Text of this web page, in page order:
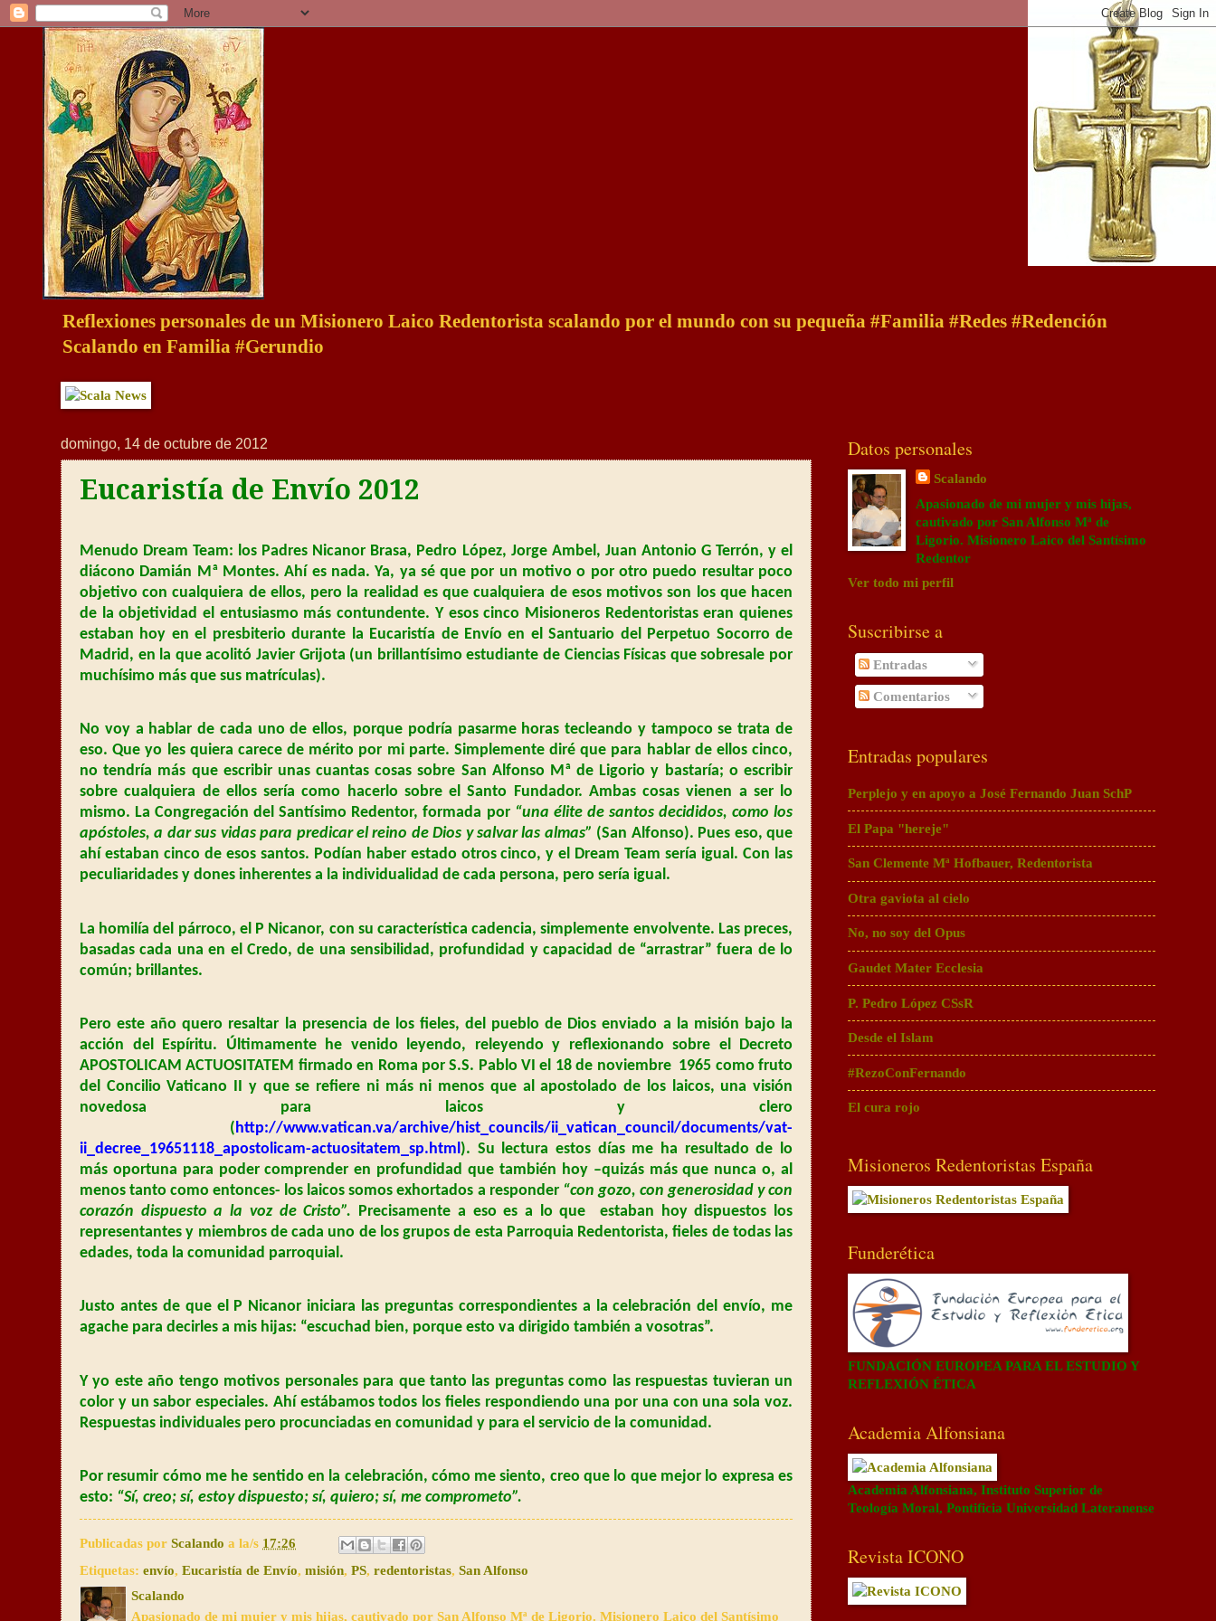
Reflexiones personales de un Misionero Laico Redentorista scalando por el mundo con su pequeña #Familia #Redes #Redención
Scalando en Familia #Gerundio
domingo, 14 de octubre de 2012
Eucaristía de Envío 2012
Menudo Dream Team: los Padres Nicanor Brasa, Pedro López, Jorge Ambel, Juan Antonio G Terrón, y el
diácono Damián Mª Montes. Ahí es nada. Ya, ya sé que por un motivo o por otro puedo resultar poco
objetivo con cualquiera de ellos, pero la realidad es que cualquiera de esos motivos son los que hacen
de la objetividad el entusiasmo más contundente. Y esos cinco Misioneros Redentoristas eran quienes
estaban hoy en el presbiterio durante la Eucaristía de Envío en el Santuario del Perpetuo Socorro de
Madrid, en la que acolitó Javier Grijota (un brillantísimo estudiante de Ciencias Físicas que sobresale por
muchísimo más que sus matrículas).
No voy a hablar de cada uno de ellos, porque podría pasarme horas tecleando y tampoco se trata de
eso. Que yo les quiera carece de mérito por mi parte. Simplemente diré que para hablar de ellos cinco,
no tendría más que escribir unas cuantas cosas sobre San Alfonso Mª de Ligorio y bastaría; o escribir
sobre cualquiera de ellos sería como hacerlo sobre el Santo Fundador. Ambas cosas vienen a ser lo
mismo. La Congregación del Santísimo Redentor, formada por “una élite de santos decididos, como los
apóstoles, a dar sus vidas para predicar el reino de Dios y salvar las almas” (San Alfonso). Pues eso, que
ahí estaban cinco de esos santos. Podían haber estado otros cinco, y el Dream Team sería igual. Con las
peculiaridades y dones inherentes a la individualidad de cada persona, pero sería igual.
La homilía del párroco, el P Nicanor, con su característica cadencia, simplemente envolvente. Las preces,
basadas cada una en el Credo, de una sensibilidad, profundidad y capacidad de “arrastrar” fuera de lo
común; brillantes.
Pero este año quero resaltar la presencia de los fieles, del pueblo de Dios enviado a la misión bajo la
acción del Espíritu. Últimamente he venido leyendo, releyendo y reflexionando sobre el Decreto
APOSTOLICAM ACTUOSITATEM firmado en Roma por S.S. Pablo VI el 18 de noviembre 1965 como fruto
del Concilio Vaticano II y que se refiere ni más ni menos que al apostolado de los laicos, una visión
novedosa para laicos y clero
(http://www.vatican.va/archive/hist_councils/ii_vatican_council/documents/vat-
ii_decree_19651118_apostolicam-actuositatem_sp.html). Su lectura estos días me ha resultado de lo
más oportuna para poder comprender en profundidad que también hoy –quizás más que nunca o, al
menos tanto como entonces- los laicos somos exhortados a responder “con gozo, con generosidad y con
corazón dispuesto a la voz de Cristo”. Precisamente a eso es a lo que
estaban hoy dispuestos los
representantes y miembros de cada uno de los grupos de esta Parroquia Redentorista, fieles de todas las
edades, toda la comunidad parroquial.
Justo antes de que el P Nicanor iniciara las preguntas correspondientes a la celebración del envío, me
agache para decirles a mis hijas: “escuchad bien, porque esto va dirigido también a vosotras”.
Y yo este año tengo motivos personales para que tanto las preguntas como las respuestas tuvieran un
color y un sabor especiales. Ahí estábamos todos los fieles respondiendo una por una con una sola voz.
Respuestas individuales pero procunciadas en comunidad y para el servicio de la comunidad.
Por resumir cómo me he sentido en la celebración, cómo me siento, creo que lo que mejor lo expresa es
esto: “Sí, creo; sí, estoy dispuesto; sí, quiero; sí, me comprometo”.
Publicadas por Scalando a la/s 17:26
Etiquetas: envío, Eucaristía de Envío, misión, PS, redentoristas, San Alfonso
Scalando
Apasionado de mi mujer y mis hijas, cautivado por San Alfonso Mª de Ligorio. Misionero Laico del Santísimo
Datos personales
Scalando
Apasionado de mi mujer y mis hijas,
cautivado por San Alfonso Mª de
Ligorio. Misionero Laico del Santísimo
Redentor
Ver todo mi perfil
Suscribirse a
Entradas
Comentarios
Entradas populares
Perplejo y en apoyo a José Fernando Juan SchP
El Papa "hereje"
San Clemente Mª Hofbauer, Redentorista
Otra gaviota al cielo
No, no soy del Opus
Gaudet Mater Ecclesia
P. Pedro López CSsR
Desde el Islam
#RezoConFernando
El cura rojo
Misioneros Redentoristas España
Funderética
FUNDACIÓN EUROPEA PARA EL ESTUDIO Y
REFLEXIÓN ÉTICA
Academia Alfonsiana
Academia Alfonsiana, Instituto Superior de
Teología Moral, Pontificia Universidad Lateranense
Revista ICONO